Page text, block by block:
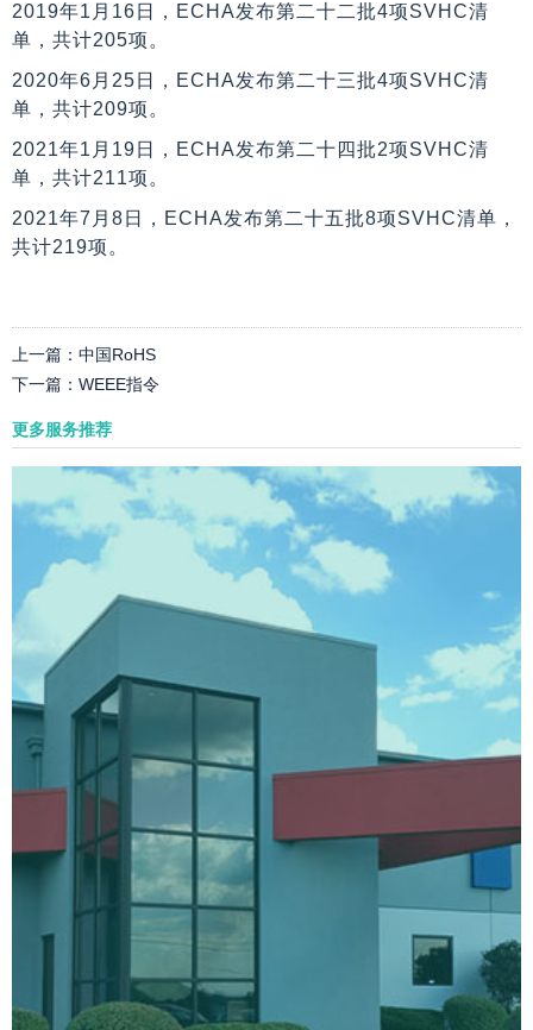
2019年1月16日，ECHA发布第二十二批4项SVHC清
单，共计205项。
2020年6月25日，ECHA发布第二十三批4项SVHC清
单，共计209项。
2021年1月19日，ECHA发布第二十四批2项SVHC清
单，共计211项。
2021年7月8日，ECHA发布第二十五批8项SVHC清单，
共计219项。
上一篇： 中国RoHS
下一篇： WEEE指令
更多服务推荐